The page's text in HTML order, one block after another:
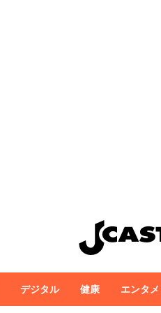
デジタル 健康 エンタメ